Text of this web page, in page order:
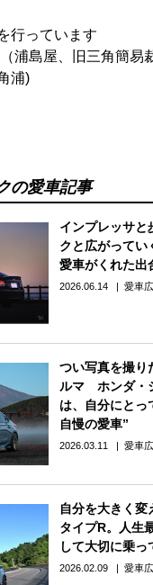
行っています
浦島屋、旧三角簡易
浦)
の愛車記事
インプレッサと
クと広がってい
愛車がくれた出
2026.06.14 愛車
つい写真を撮り
ルマ ホンダ・
は、自分にとっ
自慢の愛車”
2026.03.11 愛車
自分を大きく変
タイプR。人生
して大切に乗っ
2026.02.09 愛車